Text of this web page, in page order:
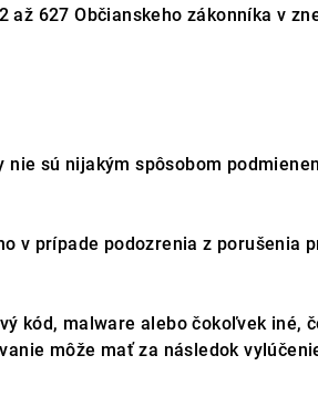
627 Občianskeho zákonníka v
sú nijakým spôsobom
v prípade podozrenia z porušenia
kód, malware alebo čokoľvek iné,
môže mať za následok